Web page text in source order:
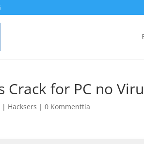
Crack for PC no
| Hacksers |0 Kommenttia